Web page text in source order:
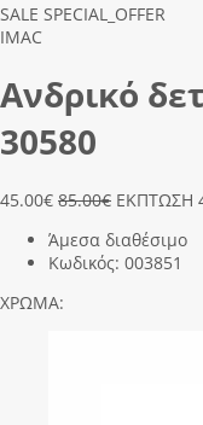
Previous
Next
SALE SPECIAL_OFFER
IMAC
Ανδρικό
30580
45.00€ 85.00€ ΕΚΠΤΩΣΗ
Άμεσα διαθέσιμο
Κωδικός: 003851
ΧΡΩΜΑ: